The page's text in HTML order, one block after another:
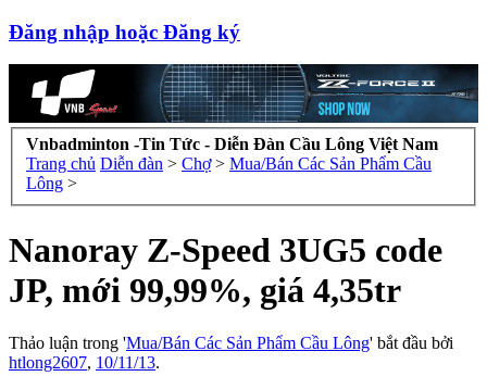
Đăng nhập hoặc Đăng ký
Vnbadminton -Tin Tức - Diễn Đàn Cầu Lông Việt Nam
Trang chủ Diễn đàn > Chợ > Mua/Bán Các Sản Phẩm Cầu
Lông >
Nanoray Z-Speed 3UG5 code
JP, mới 99,99%, giá 4,35tr
Thảo luận trong 'Mua/Bán Các Sản Phẩm Cầu Lông' bắt đầu bởi
htlong2607, 10/11/13.